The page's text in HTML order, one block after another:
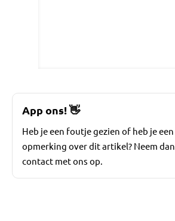
App ons!👋
Heb je een foutje gezien of heb je een
opmerking over dit artikel? Neem dan
contact met ons op.